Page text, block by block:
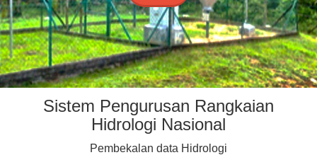
Sistem Pengurusan Rangkaian
Hidrologi Nasional
Pembekalan data Hidrologi